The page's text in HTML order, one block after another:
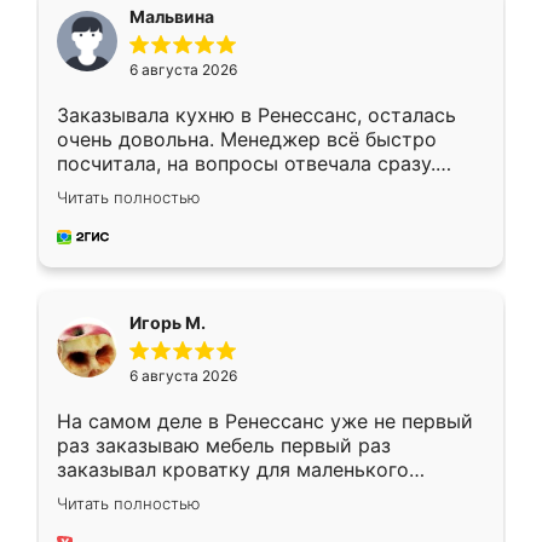
Мальвина
6 августа 2026
Заказывала кухню в Ренессанс, осталась
очень довольна. Менеджер всё быстро
посчитала, на вопросы отвечала сразу.
Замерщик приехал в субботу, подошёл к
делу со всей ответственностью. Собрали
за день, ребята работали аккуратно, даже
Читать полностью
Игорь М.
6 августа 2026
На самом деле в Ренессанс уже не первый
раз заказываю мебель первый раз
заказывал кроватку для маленького
ребёнка при его рождении ,во второй раз
заказал шкаф-купе. По качеству очень
Читать полностью